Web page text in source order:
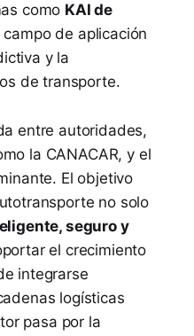
como KAI de
de aplicación
y la
de transporte.
entre autoridades,
la CANACAR, y el
El objetivo
no solo
seguro y
el crecimiento
integrarse
logísticas
pasa por la